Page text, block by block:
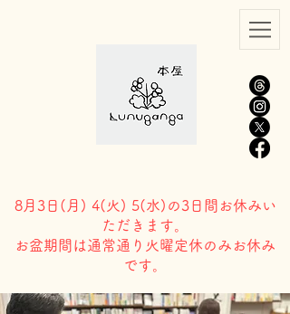
8月3日( 月) 4(火) 5(水)の3日間お休みい
ただきます。
​お盆期間は通常通り火曜定休のみお休み
です。